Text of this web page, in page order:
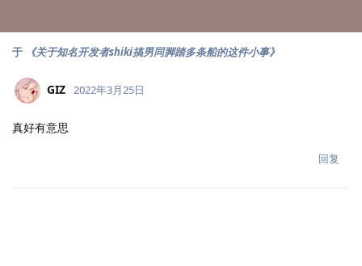
于 《关于知名开发者shiki搞男同脚踏多条船的这件小事》
GIZ 2022年3月25日
真好有意思
回复